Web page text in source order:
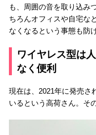
も、周囲の音を取り込み
ちろんオフィスや自宅な
なくなるという事態も防
ワイヤレス型は
なく便利
現在は、2021年に発売さ
いるという高荷さん。そ